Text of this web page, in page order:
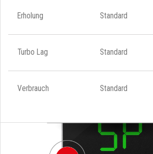
Erholung Standard
Turbo Lag Standard
Verbrauch Standard